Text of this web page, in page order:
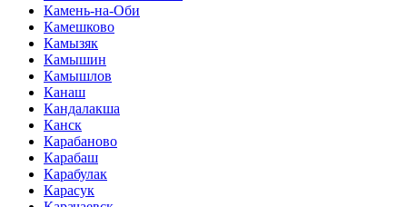
Камень-на-Оби
Камешково
Камызяк
Камышин
Камышлов
Канаш
Кандалакша
Канск
Карабаново
Карабаш
Карабулак
Карасук